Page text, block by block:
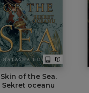
Skin of the Sea.
Sekret oceanu